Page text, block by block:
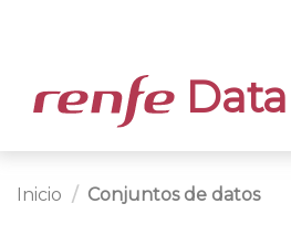
Data
Inicio Conjuntos de datos